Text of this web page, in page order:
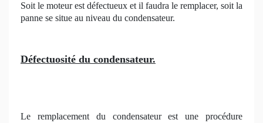
Soit le moteur est défectueux et il faudra le remplacer, soit la
panne se situe au niveau du condensateur.
Défectuosité du condensateur.
Le remplacement du condensateur est une procédure